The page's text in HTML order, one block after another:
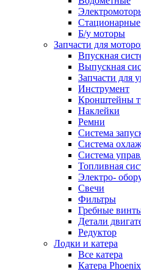
Стационарные
Б/у моторы
Запчасти для
Впускная
Выпускная
Запчасти для
Инструмент
Кронштейны
Наклейки
Ремни
Система
Система
Система
Топливная
Электро-
Свечи
Фильтры
Гребные
Детали
Редуктор
Лодки и катера
Все катера
Катера Phoenix